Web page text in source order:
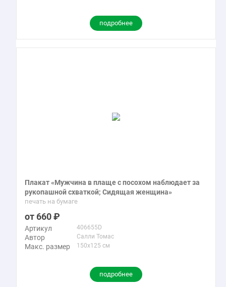
подробнее
Плакат «Мужчина в плаще с посохом наблюдает за
рукопашной схваткой; Сидящая женщина»
печать на бумаге
660
Артикул 406655D
Автор Салли Томас
Макс. размер 150x125 см
подробнее